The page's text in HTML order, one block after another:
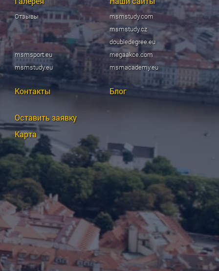
Отзывы
msmstudy.com
msmstudy.cz
doubledegree.eu
msmsport.eu
msmstudy.eu
megaakce.com
msmacademy.eu
Контакты Блог
Оставить заявку
Карта